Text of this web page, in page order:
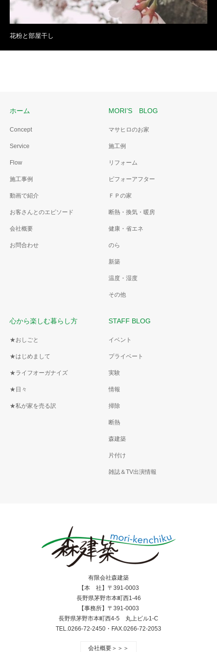
花粉と部屋干し
ホーム
Concept
Service
Flow
施工事例
動画で紹介
お客さんとのエピソード
会社概要
お問合わせ
MORI’S BLOG
マサヒロのお家
施工例
リフォーム
ビフォーアフター
ＦＰの家
断熱・換気・暖房
健康・省エネ
のら
新築
温度・湿度
その他
心から楽しむ暮らし方
★おしごと
★はじめまして
★ライフオーガナイズ
★日々
★私が家を売る訳
STAFF BLOG
イベント
プライベート
実験
情報
掃除
断熱
森建築
片付け
雑誌＆TV出演情報
有限会社森建築
【本 社】〒391-0003
長野県茅野市本町西1-46
【事務所】〒391-0003
長野県茅野市本町西4-5 丸上ビル1-C
TEL.0266-72-2450・FAX.0266-72-2053
会社概要＞＞＞